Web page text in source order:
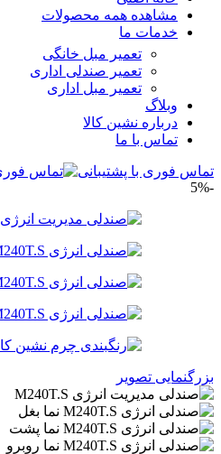
مشاهده همه محصولات
خدمات ما
تعمیر مبل خانگی
تعمیر صندلی اداری
تعمیر مبل اداری
وبلاگ
درباره نشین کالا
تماس با ما
تماس فوری با پشتیبانی
-5%
بزرگنمایی تصویر